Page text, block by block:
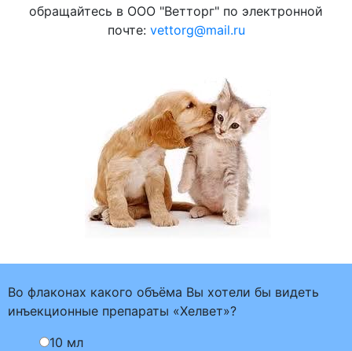
обращайтесь в ООО "Ветторг" по электронной
почте: vettorg@mail.ru
Во флаконах какого объёма Вы хотели бы видеть
инъекционные препараты «Хелвет»?
10 мл